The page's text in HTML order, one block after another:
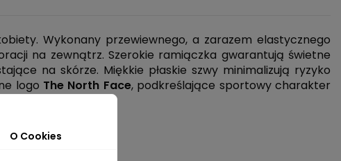
Wykonany przewiewnego, a zarazem elastycznego
na zewnątrz. Szerokie ramiączka gwarantują świetne
na skórze. Miękkie płaskie szwy minimalizują ryzyko
logo The North Face, podkreślające sportowy charakter
O Cookies